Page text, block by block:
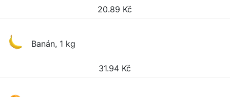
20.89 Kč
Banán, 1 kg
31.94 Kč